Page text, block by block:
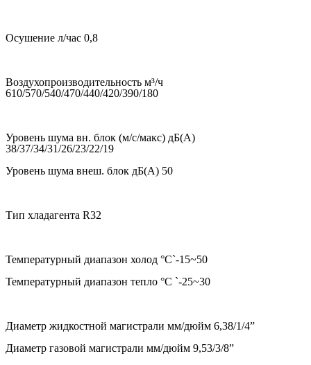
Осушение л/час 0,8
Воздухопроизводительность м³/ч
610/570/540/470/440/420/390/180
Уровень шума вн. блок (м/с/макс) дБ(А)
38/37/34/31/26/23/22/19
Уровень шума внеш. блок дБ(А) 50
Тип хладагента R32
Температурный диапазон холод °С`-15~50
Температурный диапазон тепло °С `-25~30
Диаметр жидкостной магистрали мм/дюйм 6,38/1/4”
Диаметр газовой магистрали мм/дюйм 9,53/3/8”